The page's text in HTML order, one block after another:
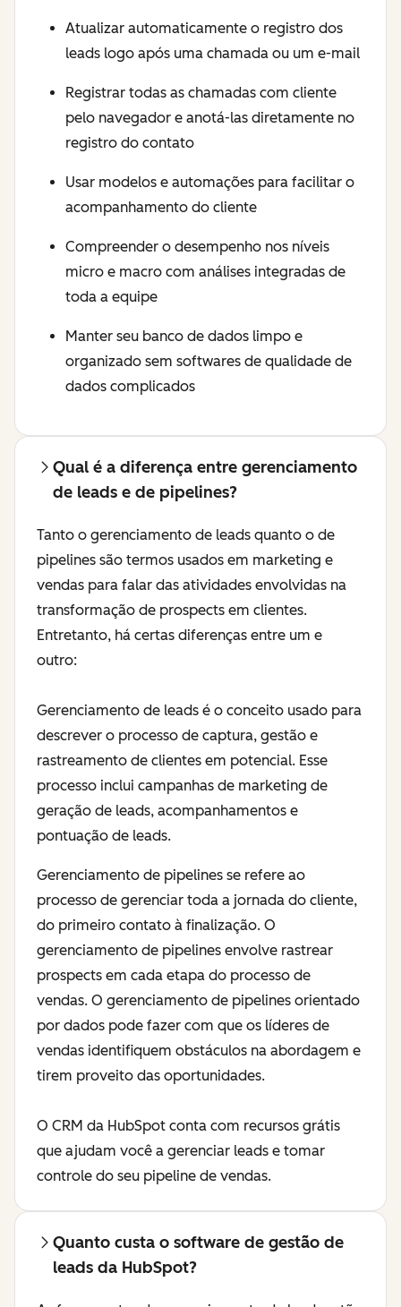
Atualizar automaticamente o registro dos
leads logo após uma chamada ou um e-mail
Registrar todas as chamadas com cliente
pelo navegador e anotá-las diretamente no
registro do contato
Usar modelos e automações para facilitar o
acompanhamento do cliente
Compreender o desempenho nos níveis
micro e macro com análises integradas de
toda a equipe
Manter seu banco de dados limpo e
organizado sem softwares de qualidade de
dados complicados
Qual é a diferença entre gerenciamento
de leads e de pipelines?
Tanto o gerenciamento de leads quanto o de
pipelines são termos usados em marketing e
vendas para falar das atividades envolvidas na
transformação de prospects em clientes.
Entretanto, há certas diferenças entre um e
outro:
Gerenciamento de leads é o conceito usado para
descrever o processo de captura, gestão e
rastreamento de clientes em potencial. Esse
processo inclui campanhas de marketing de
geração de leads, acompanhamentos e
pontuação de leads.
Gerenciamento de pipelines se refere ao
processo de gerenciar toda a jornada do cliente,
do primeiro contato à finalização. O
gerenciamento de pipelines envolve rastrear
prospects em cada etapa do processo de
vendas. O gerenciamento de pipelines orientado
por dados pode fazer com que os líderes de
vendas identifiquem obstáculos na abordagem e
tirem proveito das oportunidades.
O CRM da HubSpot conta com recursos grátis
que ajudam você a gerenciar leads e tomar
controle do seu pipeline de vendas.
Quanto custa o software de gestão de
leads da HubSpot?